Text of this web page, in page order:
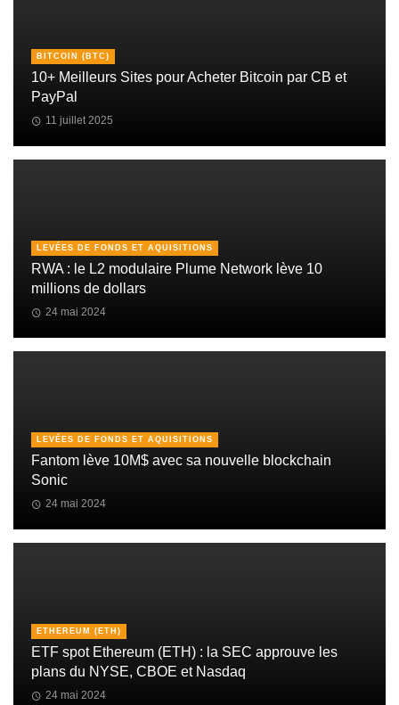
BITCOIN (BTC)
10+ Meilleurs Sites pour Acheter Bitcoin par CB et
PayPal
11 juillet 2025
LEVÉES DE FONDS ET AQUISITIONS
RWA : le L2 modulaire Plume Network lève 10
millions de dollars
24 mai 2024
LEVÉES DE FONDS ET AQUISITIONS
Fantom lève 10M$ avec sa nouvelle blockchain
Sonic
24 mai 2024
ETHEREUM (ETH)
ETF spot Ethereum (ETH) : la SEC approuve les
plans du NYSE, CBOE et Nasdaq
24 mai 2024